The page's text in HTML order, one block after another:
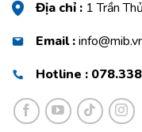
Địa chỉ : 1 Trần
Email :
Hotline :